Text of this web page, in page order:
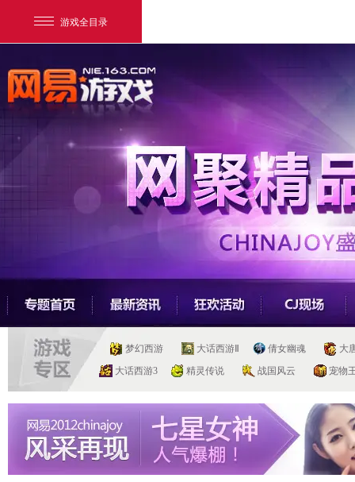
游戏全目录
梦幻西游 大话西游Ⅱ 倩女幽魂
大
大话西游3
精灵传说 战国风云 宠物